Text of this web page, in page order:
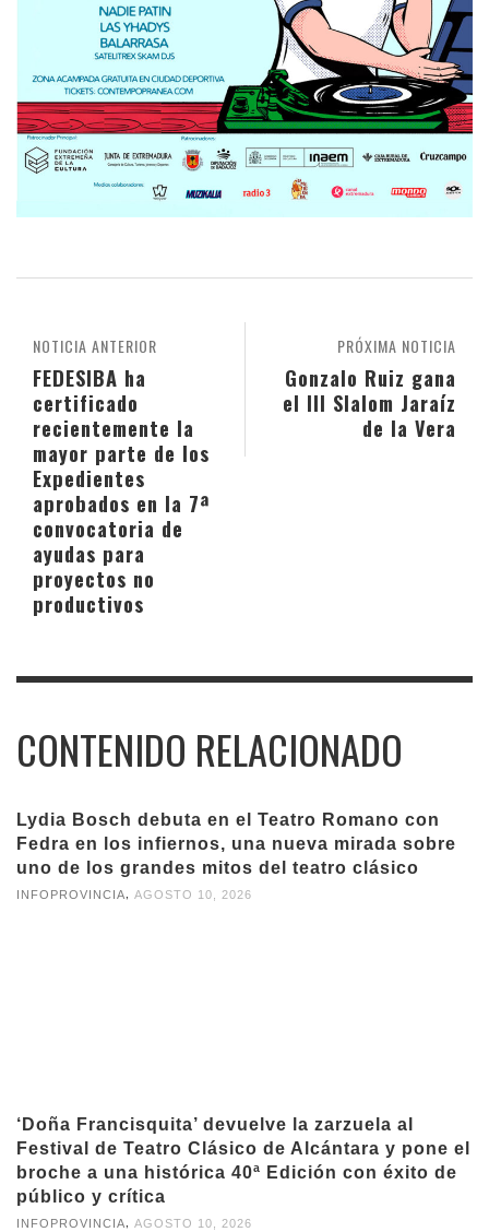
PRÓXIMA NOTICIA
Gonzalo Ruiz gana
el III Slalom Jaraíz
de la Vera
NOTICIA ANTERIOR
FEDESIBA ha
certificado
recientemente la
mayor parte de los
Expedientes
aprobados en la 7ª
convocatoria de
ayudas para
proyectos no
productivos
CONTENIDO RELACIONADO
Lydia Bosch debuta en el Teatro Romano con
Fedra en los infiernos, una nueva mirada sobre
uno de los grandes mitos del teatro clásico
INFOPROVINCIA AGOSTO 10, 2026
‘Doña Francisquita’ devuelve la zarzuela al
Festival de Teatro Clásico de Alcántara y pone el
broche a una histórica 40ª Edición con éxito de
público y crítica
INFOPROVINCIA AGOSTO 10, 2026